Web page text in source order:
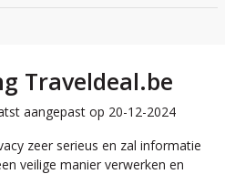
Traveldeal.be
aangepast op 20-12-2024
zeer serieus en zal informatie
veilige manier verwerken en